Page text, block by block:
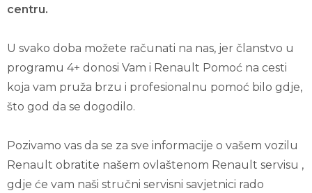
centru.
U svako doba možete računati na nas, jer članstvo u
programu 4+ donosi Vam i Renault Pomoć na cesti
koja vam pruža brzu i profesionalnu pomoć bilo gdje,
što god da se dogodilo.
Pozivamo vas da se za sve informacije o vašem vozilu
Renault obratite našem ovlaštenom Renault servisu ,
gdje će vam naši stručni servisni savjetnici rado